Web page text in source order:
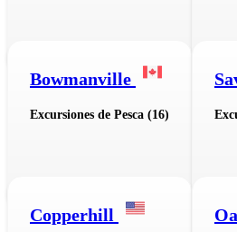
Bowmanville
Excursiones de Pesca (16)
Copperhill